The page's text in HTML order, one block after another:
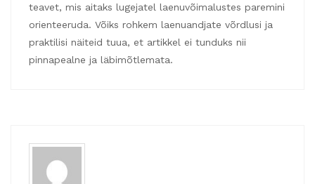
teavet, mis aitaks lugejatel laenuvõimalustes paremini
orienteeruda. Võiks rohkem laenuandjate võrdlusi ja
praktilisi näiteid tuua, et artikkel ei tunduks nii
pinnapealne ja läbimõtlemata.